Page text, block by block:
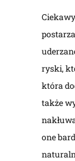
ryski,
która
także
one